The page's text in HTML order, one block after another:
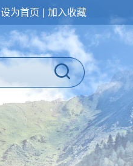
设为首页 加入收藏